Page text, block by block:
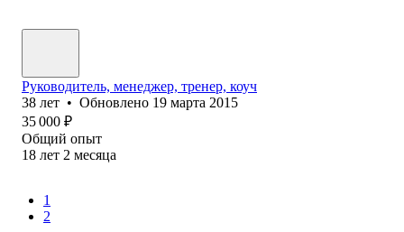
Руководитель, менеджер, тренер, коуч
38 лет • Обновлено 19 марта 2015
35 000 ₽
Общий опыт
18 лет 2 месяца
1
2